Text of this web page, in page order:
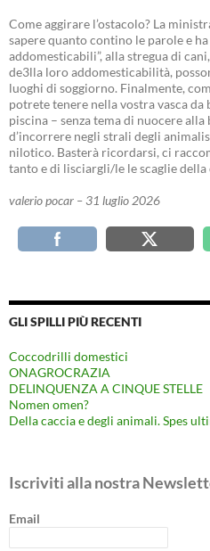
Come aggirare l’ostacolo? La
sapere quanto contino le parole e
addomesticabili”, alla stregua di
de3lla loro addomesticabilità,
luoghi di soggiorno. Finalmente,
potrete tenere nella vostra vasca da
piscina – senza tema di nuocere
d’incorrere negli strali degli
nilotico. Basterà ricordarsi, ci
tanto e di lisciargli/le le scaglie della
valerio pocar – 31 luglio 2026
GLI SPILLI PIÙ RECENTI
Coccodrilli domestici
ONAGROCRAZIA
DELINQUENZA A CINQUE STELLE
Nomen omen?
Della caccia e degli animali. Spes
Iscriviti alla nostra
Email